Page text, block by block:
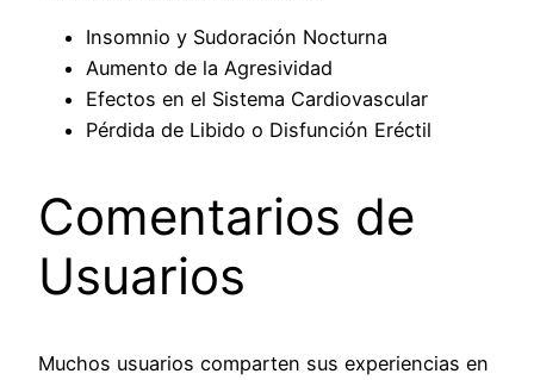
Insomnio y Sudoración Nocturna
Aumento de la Agresividad
Efectos en el Sistema Cardiovascular
Pérdida de Libido o Disfunción Eréctil
Comentarios de
Usuarios
Muchos usuarios comparten sus experiencias en